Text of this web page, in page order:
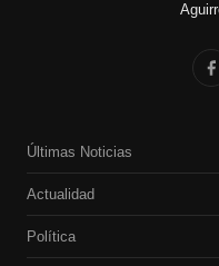
Últimas Noticias
Actualidad
Política